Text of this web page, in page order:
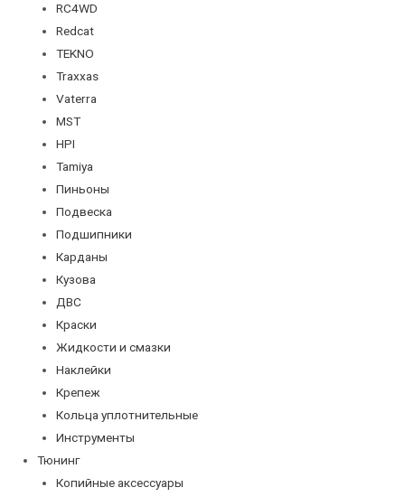
RC4WD
Redcat
TEKNO
Traxxas
Vaterra
MST
HPI
Tamiya
Пиньоны
Подвеска
Подшипники
Карданы
Кузова
ДВС
Краски
Жидкости и смазки
Наклейки
Крепеж
Кольца уплотнительные
Инструменты
Тюнинг
Копийные аксессуары